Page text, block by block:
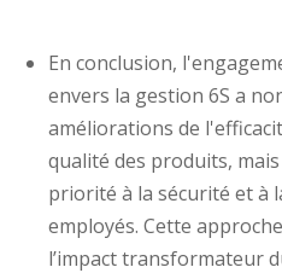
En conclusion,
envers la gestion 6S a
améliorations de
qualité des produits,
priorité à la sécurité et à
employés. Cette
l’impact transformateur